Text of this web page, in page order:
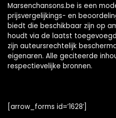
Marsenchansons.be is een
prijsvergelijkings- en
biedt die beschikbaar zijn op
houdt via de laatst
zijn auteursrechtelijk
eigenaren. Alle geciteerde
respectievelijke bronnen.
[arrow_forms id=’1628′]